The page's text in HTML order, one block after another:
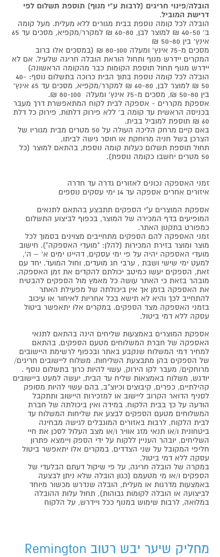
הובלה/פינוי חריגים (לרבות ע"י מנוף) תוספת תשלום לפי
דרישת המוביל.
הובלה לכל קומה נוספת בבית מגורים ללא מעלית. מעל קומה
ב' 40-50 ₪ למוצר לבן, 60-80 ₪ למקרר/מקפיא, מסכים עד 65
אינץ' בין 50-80 ₪
מסכים מ-75 אינץ' ומעלה 80-100 ₪ (במסכים אלו ברוב
המקרים יידרש מנוף ותחול הוראת הובלה חריגה שלעיל. אם לא
יידרש מנוף תחול תוספת הקומות כבר מהקומה הראשונה)
הובלה לכל קומה נוספת בתוך הבית כרוכה בתשלום נוסף: 40-
50 ₪ למוצר לבן, 60-80 ₪ למקרר/מקפיא, מסכים עד 65 אינץ'
בין 50-80 ₪, מסכים מ-75 אינץ' ומעלה 80-100 ₪.
אספקת מקררים - אספקה לבית לקוח המתאפשרת דרך מעבר
בכניסה הראשית עד קומה ב' ללא פירוק דלתות, פירוק כל דלת
60 ₪ תוספת למוביל בבית.
באם קיים מרחק הליכה העולה על 50 מטרים מבית מגוריו של
הצרכן בשל חניה מרוחקת או חוסר גישה לביתו,
תחול תוספת תשלום כעלות קומה נוספת, בהתאם למוצר (כל
50 מטרים יחשבו כקומה נוספת).
זמני האספקה נכונים לאזורים גדרה עד חדרה
איזורים אחרים אספקה עד 14 ימי עסקים נוספים
אספקת המוצרים ע"י הספקים תתבצע בהתאם לתנאים
המופיעים בדף המכירה של המוצר, בכפוף לביצוע התשלום
כמפורט בתקנון האתר.
זמני האספקה להם הספקים מתחייבים מצוינים בסמוך לכל
מוצר ומוצר בזירת המכירות (להלן: "מועדי האספקה"). חישוב
מועדי האספקה יהיה על פי ימי עסקים, דהיינו ימים א' – ה',
למעט ימי שישי ושבת , ערבי חג מועדים, וחול המועד. יחד עם
זאת, הספקים יעשו כמיטב יכולתם להקדים את זמן האספקה.
מובהר בזאת כי האתר עושה כל מאמץ מול הספקים להבטיח
את האספקה בזמן אך אין ביכולתה של מפעילת האתר
להתחייב לכך והיא לא תישא בכל אחריות לאיחור או עיכוב
בזמני האספקה מצד הספקים. במקרים אלו יתאפשר ביטול
עסקה ללא דמי ביטול.
אספקת המוצרים באמצעות שליחים הינה בהתאם לתנאי
האספקה של חברת המשלוחים מטעם הספקים, בהתאם
למחיר דמי המשלוח שנקבע באתר ובכפוף לרשימת היישובים
של הספקים בהן מתבצעת השליחות. משלוח ליישובים חריגים/
מרוחקים/ מעבר לקו הירוק, עשוי להיות כרוך בתשלום נוסף .
יודגש, משלוח באמצאות שליח עד הבית, יעשה למעט ביישובים
קהילתיים, כפרים, קיבוצים וכיוצ"ב, בהם עשוי להיות מסופק
לסניף הדואר הקרוב ליישוב או למזכירות היישוב ותתקבל
הודעה על כך בבית הלקוח. במידה ואין ביכולתה של חברת
המשלוחים מטעם הספקים לבצע את שליחות המשלוח עד
לבית הלקוח, לרבות באזורים המוגבלים לגישה מבחינה
ביטחונית ו/או תנאי מזג אוויר ו/או מצב העלול לסכן את חיי
השליחים, יובהר העניין ללקוח על ידי הספק ויימצא פתרון
חליפי המקובל על שני הצדדים. במקרים אלו יתאפשר ביטול
עסקה ללא דמי ביטול.
במקרה של הובלה חריגה, על פי שיקול דעתם הבלעדי של
הספקים ו/או מי מטעמם (כגון הובלה שלא ניתן לבצעה
באמצעות מדרגות או מעלית, הובלה שנדרש מכשור מיוחד
לביצועה או הובלה לקומות גבוהות), תחול עלות ההובלה
במלואה, לרבות שימוש במנוף ככל ויידרש, על הלקוח
מחליק שיער יבש רטוב Remington